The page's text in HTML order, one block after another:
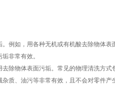
例如，用各种无机或有机酸去除物体表
非常有效。
除物体表面污垢。常见的物理清洗方式
质、油污等非常有效，且不会对零件产